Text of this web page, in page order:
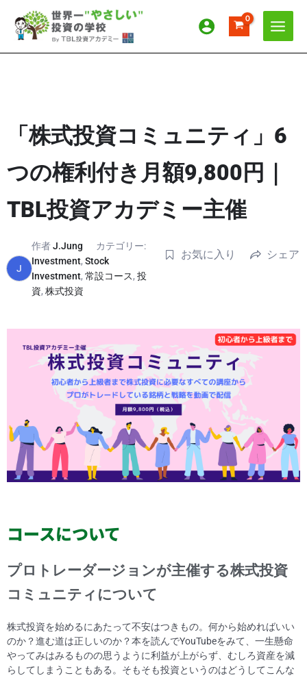
ス
「株式投資コミュニティ」6
つの権利付き月額9,800円｜
TBL投資アカデミー主催
J
作者J.Jung
カテゴリー:
Investment,Stock
Investment,常設コース,投
資,株式投資
お気に入り シェア
コースについて
プロトレーダージョンが主催する株式投資
コミュニティについて
株式投資を始めるにあたって不安はつきもの。何から始めればいい
のか？進む道は正しいのか？本を読んでYouTubeをみて、一生懸命
やってみはみるものの思うように利益が上がらず、むしろ資産を減
らしてしまうこともある。そもそも投資というのはどうしてこんな